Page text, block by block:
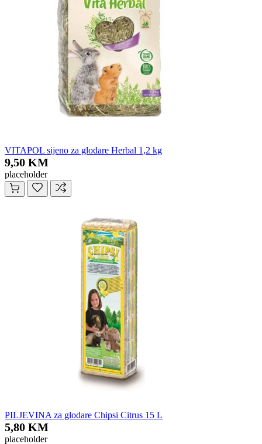
VITAPOL sijeno za glodare Herbal 1,2 kg
9,50 KM
placeholder
PILJEVINA za glodare Chipsi Citrus 15 L
5,80 KM
placeholder